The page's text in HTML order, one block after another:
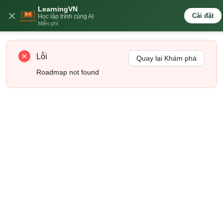
LearningVN
Học lập trình cùng AI
Miễn phí
Cài đặt
🇻🇳
Lỗi
Roadmap not found
Quay lại Khám phá